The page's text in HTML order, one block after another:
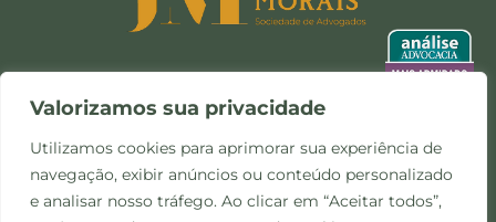
Valorizamos sua privacidade
Utilizamos cookies para aprimorar sua experiência de
navegação, exibir anúncios ou conteúdo personalizado
e analisar nosso tráfego. Ao clicar em “Aceitar todos”,
Política de
Privacidade e Cookies
©Copyright 2024 -
Todos os direitos
reservados.
Site desenvolvido pela
Otimize Comunicação